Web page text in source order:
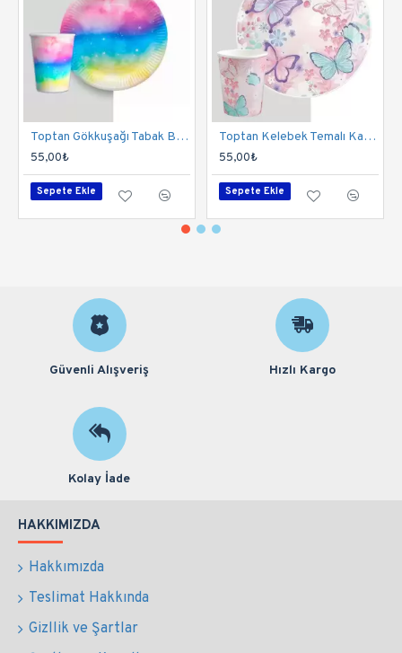
Toptan Gökkuşağı Tabak Bardak Set
55,00₺
Sepete Ekle
Toptan Kelebek Temalı Karton Bardak Tabak Set
55,00₺
Sepete Ekle
Güvenli Alışveriş Hızlı Kargo
Kolay İade
HAKKIMIZDA
Hakkımızda
Teslimat Hakkında
Gizllik ve Şartlar